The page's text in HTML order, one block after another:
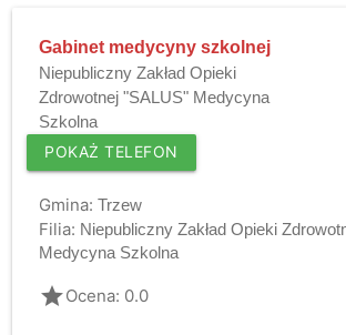
Gabinet medycyny szkolnej
Niepubliczny Zakład Opieki
Zdrowotnej "SALUS" Medycyna
Szkolna
POKAŻ TELEFON
Gmina: Trzew
Filia: Niepubliczny Zakład Opieki
Medycyna Szkolna
gradeOcena: 0.0